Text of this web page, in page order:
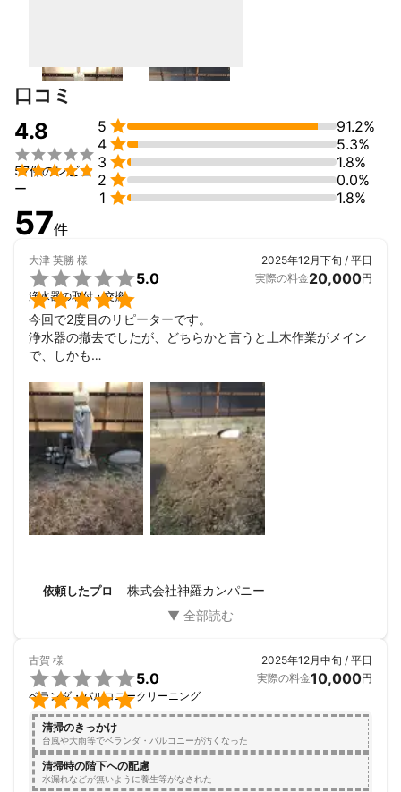
います。
③外構工事（造園工事含む）
・ウッドデッキやテラス、シンボルツリーの他、お庭を美しく生
まれ変われます。整地、樹木の植栽、景石のすえ付け等による造
園工事も致します。
④住宅の増改築
・住宅のリフォームを行っています。既存の家に追加して床面積
を増やす増築と既存の家の面積を変えずにリフォームを行う改築
を致します。
⑤エアコン掃除
・ご家庭では触ることのできないエアコンの内部まで徹底的に分
解・洗浄。 臭い・カビ菌なども内部から洗浄致しますので、綺麗
な空間をご提供頂けます。
⑥塗装工事
・お家に塗料を木部や鉄などの材料に塗り付けて塗膜を作り、表
面を保護したり美観を保つために行う塗装工事を致します。
⑦窓フィルム貼り付け
・ガラスフィルム貼りの職人が一般住宅や企業の社屋・ビルなど
に防災、防犯、目隠し、遮熱などの特殊ガラスフィルム貼りを施
工致します。特に防災フィルムは台風などが多い時期に効果てき
面です。
ことで屋根が新築時もしくは新築時以上の性能になります。
・壁や天井にクロス（壁紙）を張り替えます。防火性の優れたク
ロスもございます。
⑩電気配線工事
・電気器具の取り付けや、お家内の配線施工等を行います。
⑪SAGAMPER
・キッチンカーや移動販売車等の架装車製作
口コミ
4.8


57件のレビュ
ー
5 
91.2%
4 
5.3%
3 
1.8%
2 
0.0%
1  1.8%
57件
大津 英勝 様


5.0
浄水器の取付・交換
2025年12月下旬 / 平日
実際の料金20,000円
今回で2度目のリピーターです。
浄水器の撤去でしたが、どちらかと言うと土木作業がメイン
で、しかも
事前調査の段階と本作業前の段階で分かりやすい作業説明で
した。
仕事も完璧で、後片付けもしっかりされ、信頼できるプロで
した。
依頼したプロ 株式会社神羅カンパニー
古賀 様


5.0
ベランダ・バルコニークリーニング
2025年12月中旬 / 平日
実際の料金10,000円
清掃のきっかけ
台風や大雨等でベランダ・バルコニーが汚くなった
清掃時の階下への配慮
水漏れなどが無いように養生等がなされた